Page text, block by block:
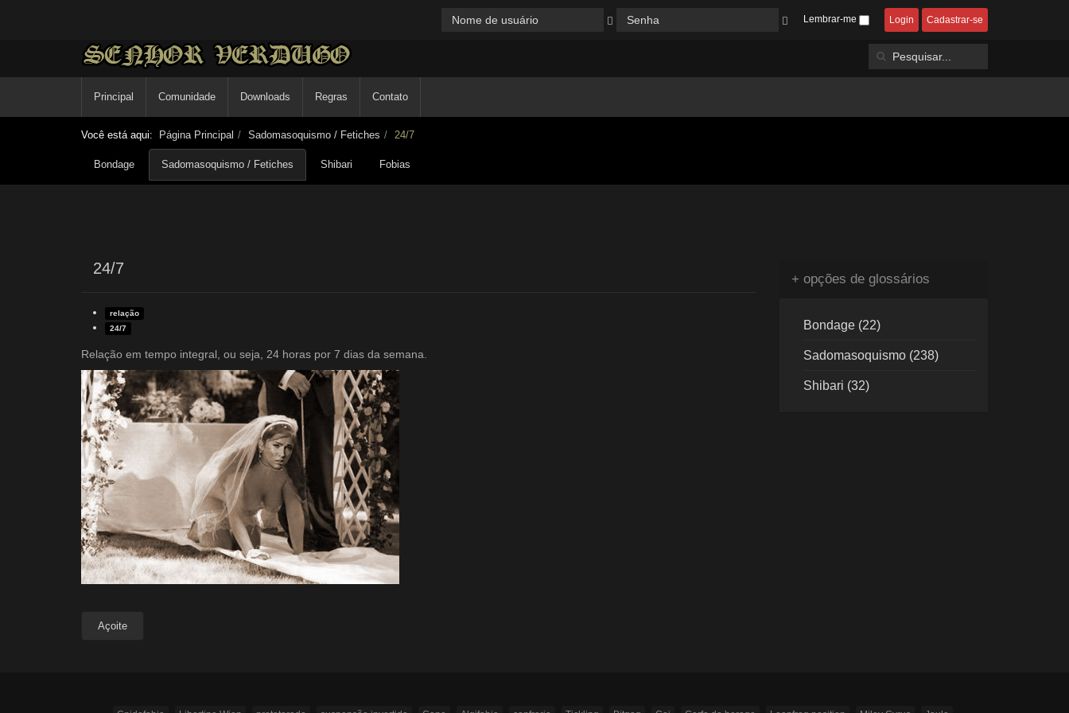
Lembrar-me Login Cadastrar-se
Principal Comunidade Downloads Regras Contato
Você está aqui: Página Principal Sadomasoquismo / Fetiches 24/7
Bondage Sadomasoquismo / Fetiches Shibari Fobias
24/7
relação
24/7
Relação em tempo integral, ou seja, 24 horas por 7 dias da semana.
Açoite
+ opções de glossários
Bondage (22)
Sadomasoquismo (238)
Shibari (32)